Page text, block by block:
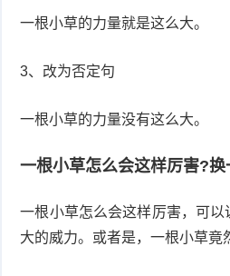
一根小草的力量就是这么大。
3、改为否定句
一根小草的力量没有这么大。
一根小草怎么会这样厉害?换
一根小草怎么会这样厉害，可
大的威力。或者是，一根小草竟